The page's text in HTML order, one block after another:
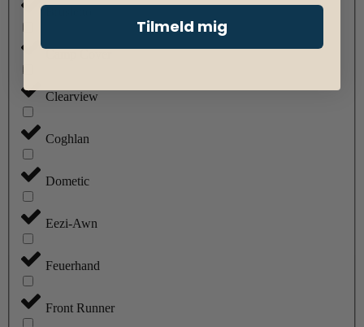
Clearview
Coghlan
Dometic
Eezi-Awn
Feuerhand
Front Runner
Tilmeld mig